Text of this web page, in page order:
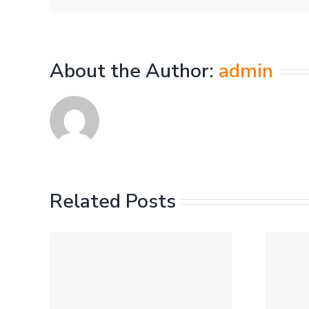
About the Author: admin
Related PostsMamma Mia!